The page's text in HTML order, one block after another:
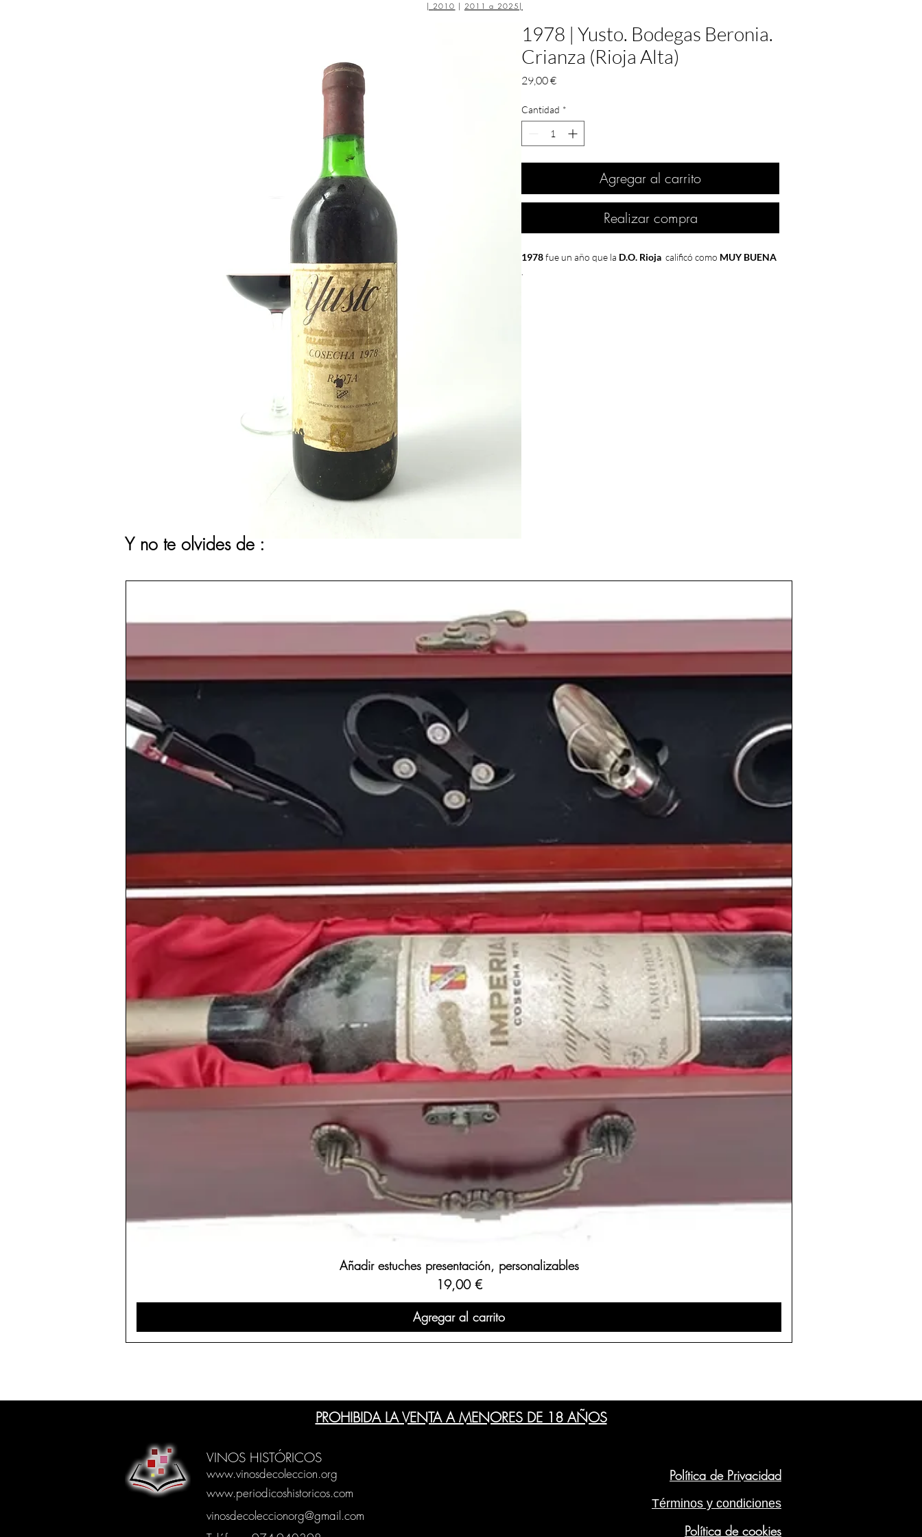
| 2010 | 2011 a 2025 |
1978 | Yusto. Bodegas Beronia.
Crianza (Rioja Alta)
29,00 €Precio
Cantidad *
Agregar al carrito
Realizar compra
1978fue un año que la D.O. Rioja calificó como MUY BUENA
recordado por diferentes acontecimientos como por ejemplo
viruela
Real Academia Española, siendola primera mujer que forma
parte de la RAE. O por la
amancebamiento, que ya no serían considerados delitos a
partir de ese momento.
vió nacer a personas tan relevantes en sus campos
como el futbolista español Carles Puyol
, el piloto francés de
Franck Montagny, el ciclista español
Antonio
, la actriz españolaMacarena Gómez
, el futbolista
Joan Capdevila Méndez
, el actor
, la actríz y presentadora
puertorriqueñoLuis Fonsio el futbolista argentinoJuan
Vinos antiguos españoles.
de lacosecha
de1978y otros años en
nuestro blog: https://www.periodicoshistoricos.com/blog
Y no te olvides de :
Añadir estuches presentación, personalizables
Precio
19,00 €
Agregar al carrito
PROHIBIDA LA VENTA A MENORES DE 18 AÑOS
VINOS HISTÓRICOS
www.vinosdecoleccion.org
www.periodicoshistoricos.com
vinosdecoleccionorg@gmail.com
Política de Privacidad
Términos y condiciones
Política de cookies